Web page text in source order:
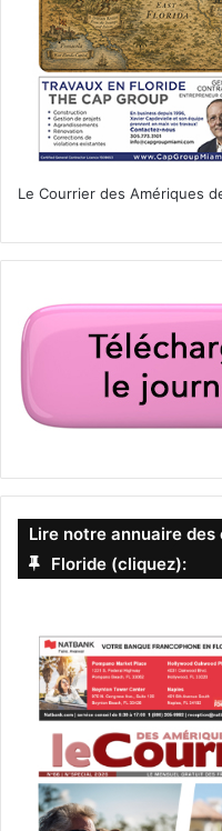
url= »https://youtu.be/
Le 16
Ce nouveau chapitre des
Rowling est dénommé «
Un film de David Yates
[ot-video type= »youtube »
Le 16
Widows
Le Courrier des Amériques
Lire notre annuaire
Floride (cliquez):